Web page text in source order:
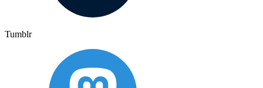
Tumblr